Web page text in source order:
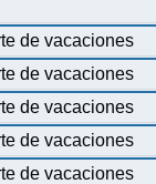
de vacaciones
de vacaciones
de vacaciones
de vacaciones
de vacaciones